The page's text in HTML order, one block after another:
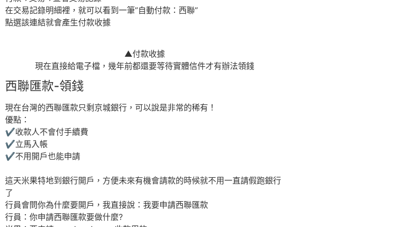
在交易記錄明細裡，就可以看到一筆”自動付款：西聯”
點選該連結就會產生付款收據
▲付款收據
現在直接給電子檔，幾年前都還要等待實體信件才有辦法領錢
西聯匯款-領錢
現在台灣的西聯匯款只剩京城銀行，可以說是非常的稀有！
優點：
✔收款人不會付手續費
✔立馬入帳
✔不用開戶也能申請
這天米果特地到銀行開戶，方便未來有機會請款的時候就不用一直請假跑銀行
了
行員會問你為什麼要開戶，我直接說：我要申請西聯匯款
行員：你申請西聯匯款要做什麼?